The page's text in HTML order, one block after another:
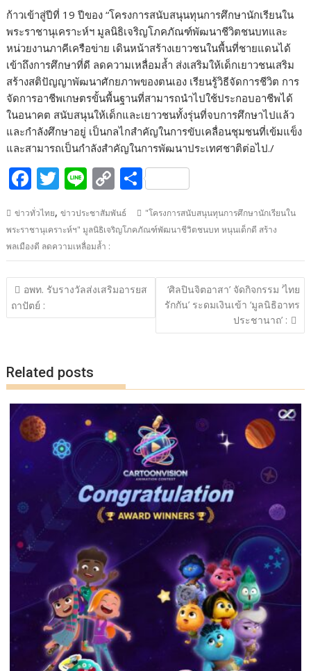
ก้าวเข้าสู่ปีที่ 19 ปีของ “โครงการสนับสนุนทุนการศึกษานักเรียนใน
พระราชานุเคราะห์ฯ มูลนิธิเจริญโภคภัณฑ์พัฒนาชีวิตชนบทและ
หน่วยงานภาคีเครือข่าย เดินหน้าสร้างเยาวชนในพื้นที่ชายแดนได้
เข้าถึงการศึกษาที่ดี ลดความเหลื่อมล้ำ ส่งเสริมให้เด็กเยาวชนเสริม
สร้างสติปัญญาพัฒนาศักยภาพของตนเอง เรียนรู้วิธีจัดการชีวิต การ
จัดการอาชีพเกษตรขั้นพื้นฐานที่สามารถนำไปใช้ประกอบอาชีพได้
ในอนาคต สนับสนุนให้เด็กและเยาวชนทั้งรุ่นที่จบการศึกษาไปแล้ว
และกำลังศึกษาอยู่ เป็นกลไกสำคัญในการขับเคลื่อนชุมชนที่เข้มแข็ง
และสามารถเป็นกำลังสำคัญในการพัฒนาประเทศชาติต่อไป./
F
ac
e
b
o
o
k
T
itt
er
Li
e
C
o
p
y
Li
n
k
S
h
ar
ข่าวทั่วไทย,ข่าวประชาสัมพันธ์
"โครงการสนับสนุนทุนการศึกษานักเรียนใน
พระราชานุเคราะห์ฯ" มูลนิธิเจริญโภคภัณฑ์พัฒนาชีวิตชนบท หนุนเด็กดี สร้าง
พลเมืองดี ลดความเหลื่อมล้ำ :
แนะแนว
เรื่อง
อพท. รับรางวัลส่งเสริมอารยส
ถาปัตย์ :
‘ศิลปินจิตอาสา’ จัดกิจกรรม ‘ไทย
รักกัน’ ระดมเงินเข้า ‘มูลนิธิอาทร
ประชานาถ’ :
Related posts